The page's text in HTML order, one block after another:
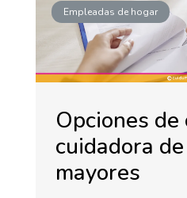
Empleadas de hogar
Opciones
cuidadora
mayores